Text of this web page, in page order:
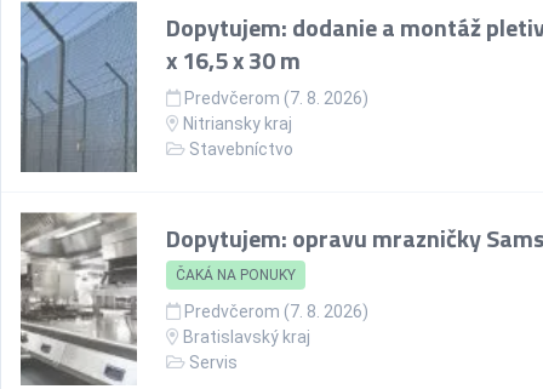
Dopytujem: dodanie a montáž
x 16,5 x 30 m
Predvčerom (7. 8. 2026)
Nitriansky kraj
Stavebníctvo
Dopytujem: opravu mrazničky
ČAKÁ NA PONUKY
Predvčerom (7. 8. 2026)
Bratislavský kraj
Servis